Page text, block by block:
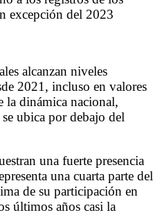
excepción del 2023
alcanzan niveles
2021, incluso en valores
la dinámica nacional,
ubica por debajo del
una fuerte presencia
una cuarta parte del
de su participación en
últimos años casi la